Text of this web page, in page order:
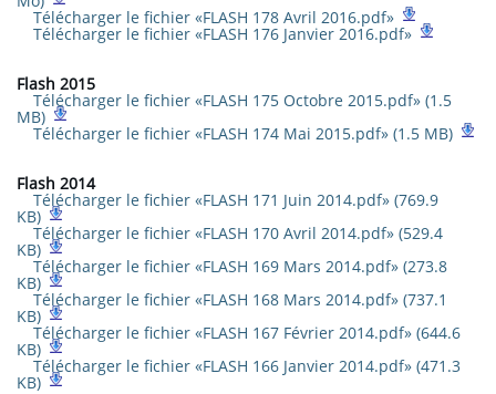
Télécharger le fichier «FLASH 178 Avril 2016.pdf»
Télécharger le fichier «FLASH 176 Janvier 2016.pdf»
Flash 2015
Télécharger le fichier «FLASH 175 Octobre 2015.pdf» (1.5
MB)
Télécharger le fichier «FLASH 174 Mai 2015.pdf» (1.5 MB)
Flash 2014
Télécharger le fichier «FLASH 171 Juin 2014.pdf» (769.9
KB)
Télécharger le fichier «FLASH 170 Avril 2014.pdf» (529.4
KB)
Télécharger le fichier «FLASH 169 Mars 2014.pdf» (273.8
KB)
Télécharger le fichier «FLASH 168 Mars 2014.pdf» (737.1
KB)
Télécharger le fichier «FLASH 167 Février 2014.pdf» (644.6
KB)
Télécharger le fichier «FLASH 166 Janvier 2014.pdf» (471.3
KB)